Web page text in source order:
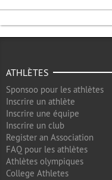
ATHLÈTES
Sponsoo pour les athlètes
Inscrire un athlète
Inscrire une équipe
Inscrire un club
Register an Association
FAQ pour les athlètes
Athlètes olympiques
College Athletes